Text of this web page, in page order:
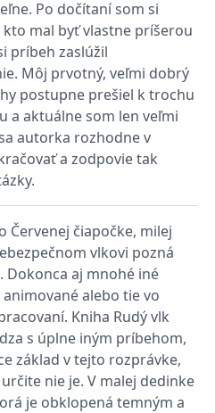
Po dočítaní som si
kto mal byť vlastne príšerou
príbeh zaslúžil
Môj prvotný, veľmi dobrý
postupne prešiel k trochu
a aktuálne som len veľmi
autorka rozhodne v
a zodpovie tak
Červenej čiapočke, milej
vlkovi pozná
Dokonca aj mnohé iné
animované alebo tie vo
Kniha Rudý vlk
s úplne iným príbehom,
základ v tejto rozprávke,
nie je. V malej dedinke
je obklopená temným a
k určení, jaké reklamy by
které by mohly být
relevantní pro
koncového uživatele,
který si prohlíží web.
1 rok
Tento soubor cookie je v
Microsoftu široce
používán jako jedinečný
identifikátor uživatele.
Lze jej nastavit pomocí
vložených skriptů
Microsoft. Široce se věří,
doménami společnosti
sledování uživatelů.
1 měsíc
Toto je velmi běžný
název souboru cookie,
ale pokud je nalezen
jako soubor cookie
relace, bude
pravděpodobně použit
jako pro správu stavu
relace.
3 měsíce
Tento soubor cookie
nastavuje společnost
Doubleclick a provádí
informace o tom, jak